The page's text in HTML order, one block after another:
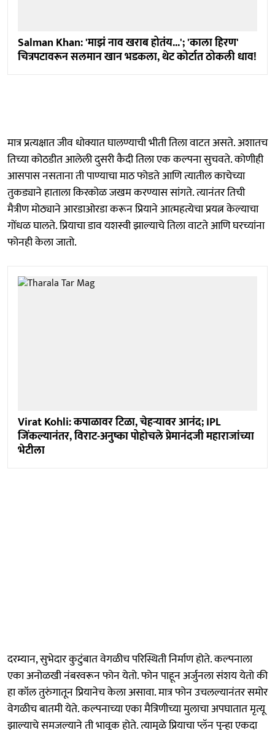
Salman Khan: 'माझं नाव खराब होतंय...'; 'काला हिरण'
चित्रपटावरून सलमान खान भडकला, थेट कोर्टात ठोकली धाव!
मात्र प्रत्यक्षात जीव धोक्यात घालण्याची भीती तिला वाटत असते. अशातच
तिच्या कोठडीत आलेली दुसरी कैदी तिला एक कल्पना सुचवते. कोणीही
आसपास नसताना ती पाण्याचा माठ फोडते आणि त्यातील काचेच्या
तुकड्याने हाताला किरकोळ जखम करण्यास सांगते. त्यानंतर तिची
मैत्रीण मोठ्याने आरडाओरडा करून प्रियाने आत्महत्येचा प्रयत्न केल्याचा
गोंधळ घालते. प्रियाचा डाव यशस्वी झाल्याचे तिला वाटते आणि घरच्यांना
फोनही केला जातो.
Virat Kohli: कपाळावर टिळा, चेहऱ्यावर आनंद; IPL
जिंकल्यानंतर, विराट-अनुष्का पोहोचले प्रेमानंदजी महाराजांच्या
भेटीला
दरम्यान, सुभेदार कुटुंबात वेगळीच परिस्थिती निर्माण होते. कल्पनाला
एका अनोळखी नंबरवरून फोन येतो. फोन पाहून अर्जुनला संशय येतो की
हा कॉल तुरुंगातून प्रियानेच केला असावा. मात्र फोन उचलल्यानंतर समोर
वेगळीच बातमी येते. कल्पनाच्या एका मैत्रिणीच्या मुलाचा अपघातात मृत्यू
झाल्याचे समजल्याने ती भावूक होते. त्यामुळे प्रियाचा प्लॅन पुन्हा एकदा